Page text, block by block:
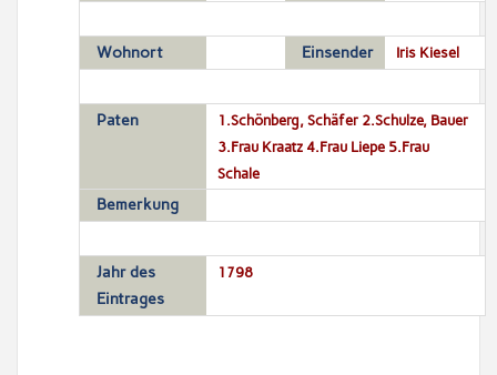
Wohnort Einsender Iris Kiesel
Paten
1.Schönberg, Schäfer 2.Schulze, Bauer
3.Frau Kraatz 4.Frau Liepe 5.Frau
Schale
Bemerkung
Jahr des
Eintrages
1798